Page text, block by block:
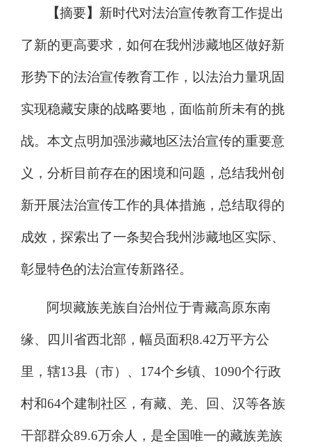
【摘要】 新时代对法治宣传教育工作提出
了新的更高要求，如何在我州涉藏地区做好新
形势下的法治宣传教育工作， 以法治力量巩固
实现稳藏安康的战略要地 ，面临前所未有的挑
战。 本文点明加强涉藏地区法治宣传的重要意
义，分析目前存在的困境和问题， 总结我州创
新开展法治宣传工作的具体措施，总结取得的
成效，探索出了一条契合我州涉藏地区实际、
彰显特色的法治宣传新路径。
阿坝藏族羌族自治州位于青藏高原东南
缘、四川省西北部，幅员面积8.42万平方公
里，辖13县（市）、 174个乡镇、 1090个行政
村和64个建制社区，有藏、羌、回、汉等各族
干部群众89.6万余人，是全国唯一的藏族羌族